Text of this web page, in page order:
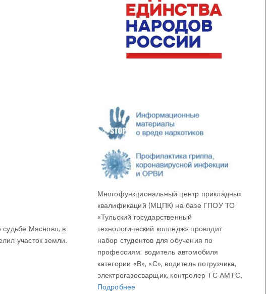
судьбе Мясново, в
участок земли.
Многофункциональный центр прикладных
квалификаций (МЦПК) на базе ГПОУ ТО
«Тульский государственный
технологический колледж» проводит
набор студентов для обучения по
профессиям: водитель автомобиля
категории «В», «С», водитель погрузчика,
электрогазосварщик, контролер ТС АМТС.
Подробнее